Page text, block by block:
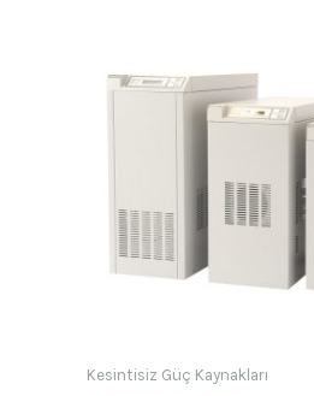
Kesintisiz Güç Kaynakları